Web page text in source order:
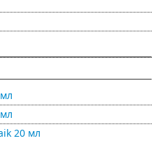
20 мл